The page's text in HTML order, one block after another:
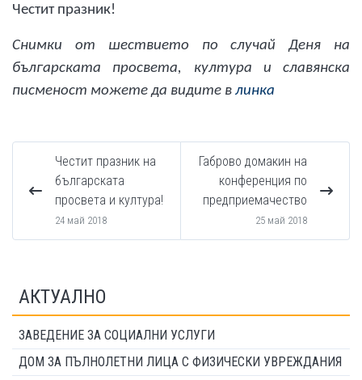
Честит празник!
Снимки от шествието по случай Деня на
българската просвета, култура и славянска
писменост можете да видите в линка
Честит празник на
българската
просвета и култура!
24 май 2018
Габрово домакин на
конференция по
предприемачество
25 май 2018
АКТУАЛНО
ЗАВЕДЕНИЕ ЗА СОЦИАЛНИ УСЛУГИ
ДОМ ЗА ПЪЛНОЛЕТНИ ЛИЦА С ФИЗИЧЕСКИ УВРЕЖДАНИЯ